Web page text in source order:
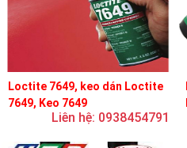
Loctite 7649, keo dán Loctite
7649, Keo 7649
Liên hệ: 0938454791